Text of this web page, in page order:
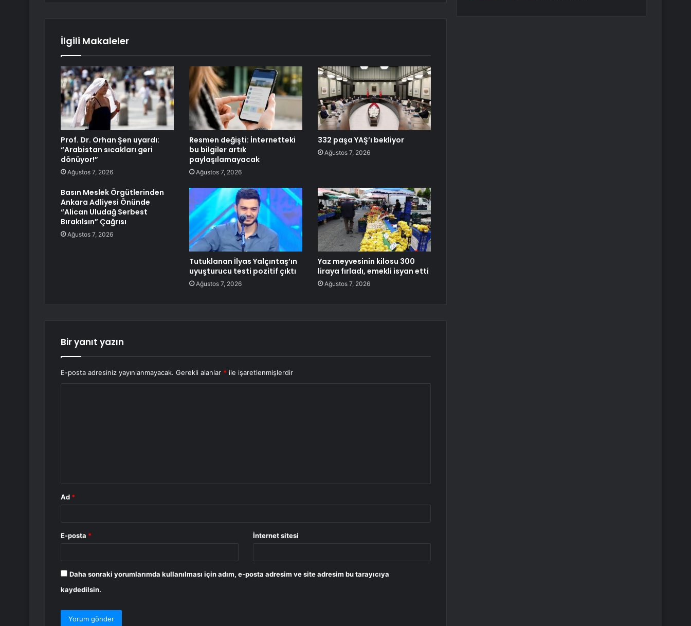
İlgili Makaleler
Prof. Dr. Orhan Şen uyardı:
“Arabistan sıcakları geri
dönüyor!”
Ağustos 7, 2026
Resmen değişti: İnternetteki
bu bilgiler artık
paylaşılamayacak
Ağustos 7, 2026
332 paşa YAŞ’ı bekliyor
Ağustos 7, 2026
Basın Meslek Örgütlerinden
Ankara Adliyesi Önünde
“Alican Uludağ Serbest
Bırakılsın” Çağrısı
Ağustos 7, 2026
Tutuklanan İlyas Yalçıntaş’ın
uyuşturucu testi pozitif çıktı
Ağustos 7, 2026
Yaz meyvesinin kilosu 300
liraya fırladı, emekli isyan etti
Ağustos 7, 2026
Bir yanıt yazın
E-posta adresiniz yayınlanmayacak. Gerekli alanlar * ile işaretlenmişlerdir
Ad *
E-posta * İnternet sitesi
Daha sonraki yorumlarımda kullanılması için adım, e-posta adresim ve site adresim bu tarayıcıya
kaydedilsin.